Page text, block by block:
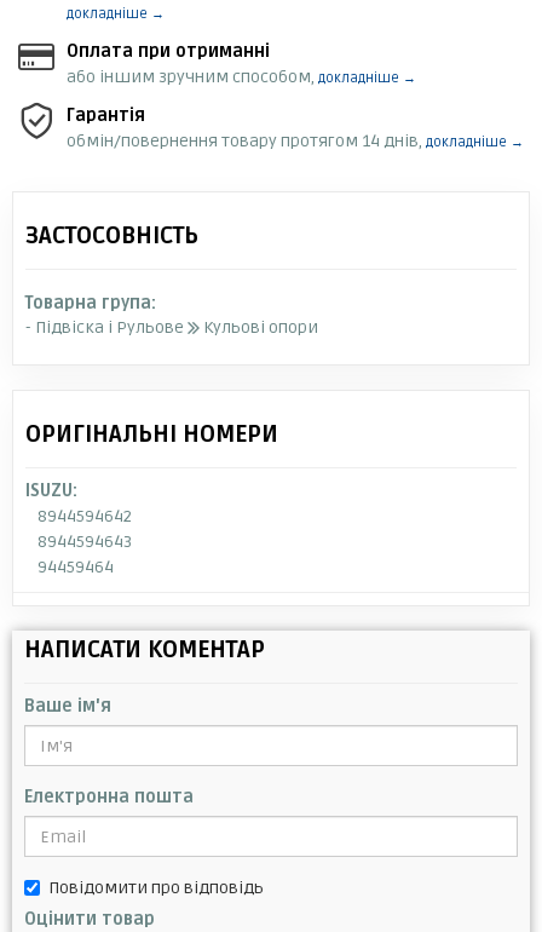
докладніше →
Оплата при отриманні
або іншим зручним способом, докладніше →
Гарантія
обмін/повернення товару протягом 14 днів, докладніше →
ЗАСТОСОВНІСТЬ
Товарна група:
- Підвіска і Рульове
Кульові опори
ОРИГІНАЛЬНІ НОМЕРИ
ISUZU:
8944594642
8944594643
94459464
НАПИСАТИ КОМЕНТАР
Ваше ім'я
Електронна пошта
Повідомити про відповідь
Оцінити товар